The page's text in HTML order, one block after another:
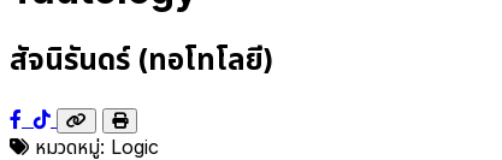
สัจนิรันดร์ (ทอโทโลยี)
หมวดหมู่: Logic